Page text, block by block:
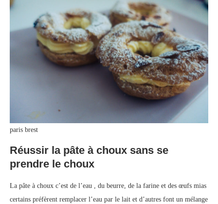
paris brest
Réussir la pâte à choux sans se
prendre le choux
La pâte à choux c’est de l’eau , du beurre, de la farine et des œufs mias
certains préfèrent remplacer l’eau par le lait et d’autres font un mélange